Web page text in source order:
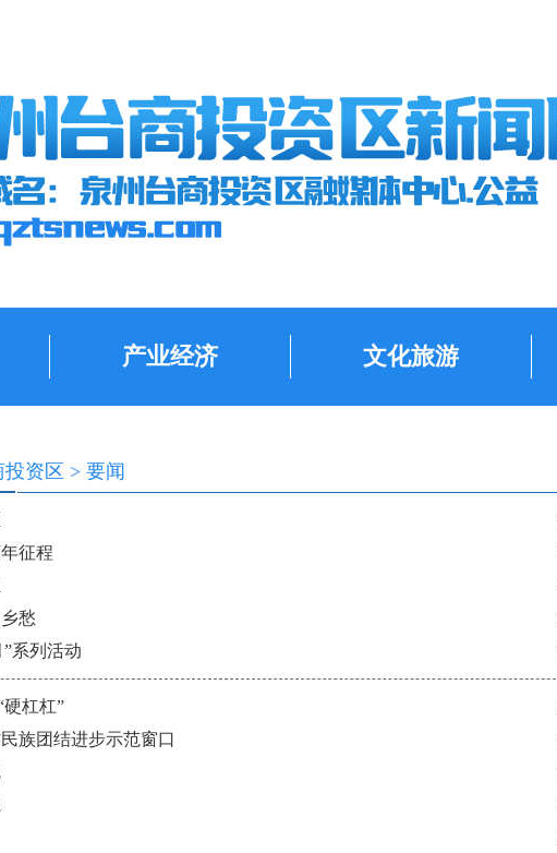
产业经济 文化旅游
资区 > 要闻
征程
愁
系列活动
杠杠”
族团结进步示范窗口